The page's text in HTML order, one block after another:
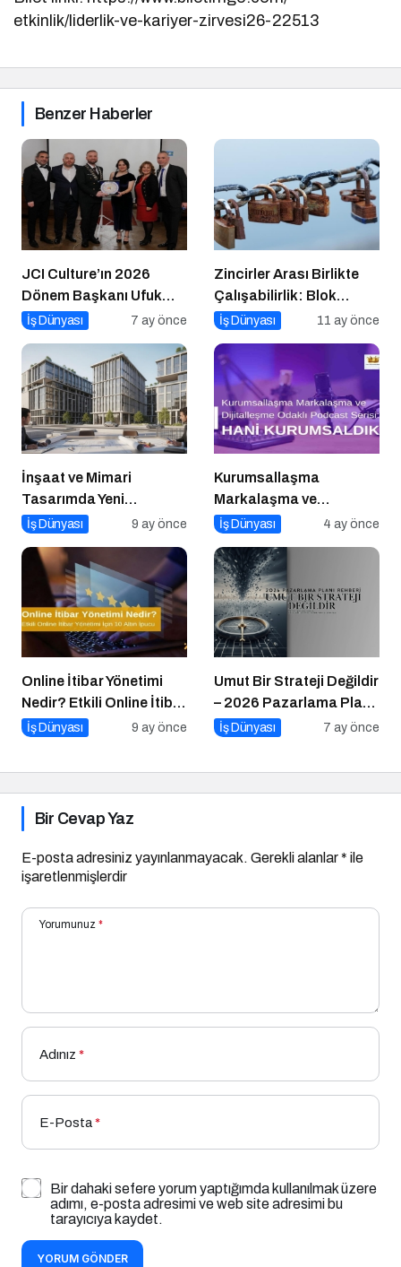
etkinlik/liderlik-ve-kariyer-zirvesi26-22513
Benzer Haberler
JCI Culture’ın 2026
Dönem Başkanı Ufuk
Can Ay Oldu
İş Dünyası 7 ay önce
Zincirler Arası Birlikte
Çalışabilirlik: Blok
Zincirlerin Geleceği
İş Dünyası 11 ay önce
İnşaat ve Mimari
Tasarımda Yeni
Standartlar Belirliyor
İş Dünyası 9 ay önce
Kurumsallaşma
Markalaşma ve
Dijitalleşme Odaklı
Kurumsaldık
İş Dünyası 4 ay önce
Online İtibar Yönetimi
Nedir? Etkili Online İtibar
Yönetimi İçin 10 Altın
İş Dünyası 9 ay önce
Umut Bir Strateji Değildir
– 2026 Pazarlama Planı
Rehberi
İş Dünyası 7 ay önce
Bir Cevap Yaz
E-posta adresiniz yayınlanmayacak. Gerekli alanlar* ile
işaretlenmişlerdir
Yorumunuz *
Adınız *
E-Posta*
Bir dahaki sefere yorum yaptığımda kullanılmak üzere
adımı, e-posta adresimi ve web site adresimi bu
tarayıcıya kaydet.
YORUM GÖNDER